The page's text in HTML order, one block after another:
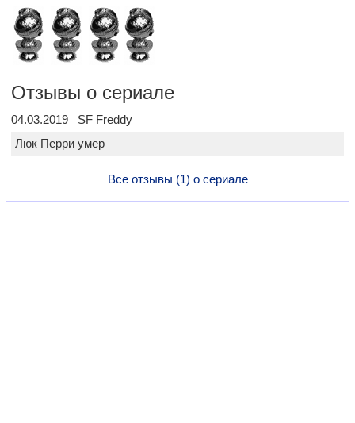
Отзывы о сериале
04.03.2019 SF Freddy
Люк Перри умер
Все отзывы (1) о сериале